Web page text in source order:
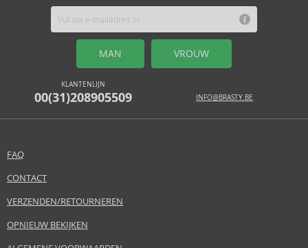
MAN VROUW
KLANTENLIJN
00(31)208905509 INFO@BRASTY.BE
FAQ
CONTACT
VERZENDEN/RETOURNEREN
OPNIEUW BEKIJKEN